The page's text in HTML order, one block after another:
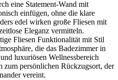
eine Statement-Wand mit
einfügen, ohne die klare
edel wirken große Fliesen mit
Eleganz vermitteln.
Fliesen Funktionalität mit Stil
die das Badezimmer in
luxuriösen Wellnessbereich
persönlichen Rückzugsort, der
vereint.